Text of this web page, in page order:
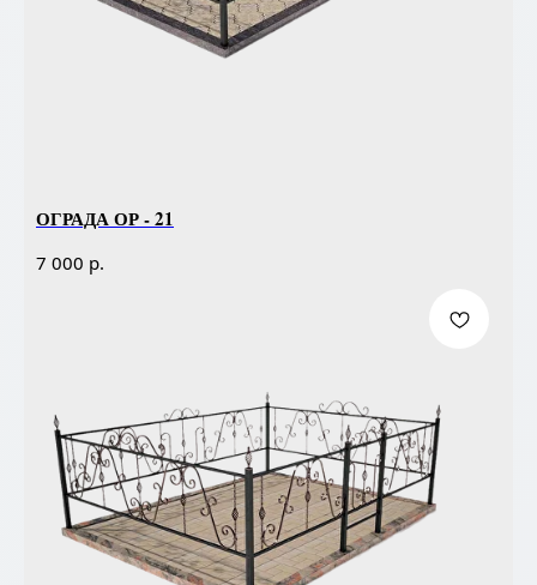
ОГРАДА ОР - 21
7 000 р.